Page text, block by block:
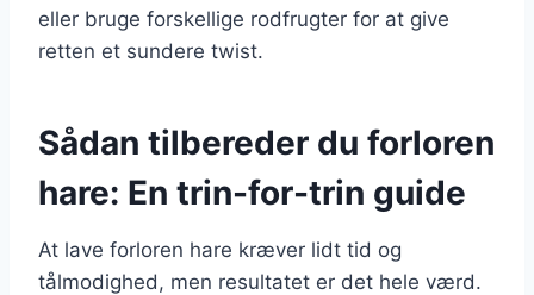
eller bruge forskellige rodfrugter for at give
retten et sundere twist.
Sådan tilbereder du forloren
hare: En trin-for-trin guide
At lave forloren hare kræver lidt tid og
tålmodighed, men resultatet er det hele værd.